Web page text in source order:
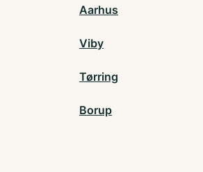
Aarhus
Viby
Tørring
Borup